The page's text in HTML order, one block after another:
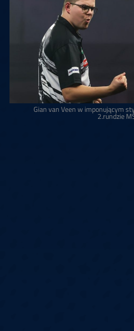
Gian van Veen w imponującym
2.rundzie